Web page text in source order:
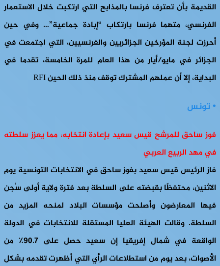
القديمة بأن تعترف فرنسا بالمذابح التي ارتكبت خلال الاستعمار
الفرنسي، متهما فرنسا بارتكاب “إبادة جماعية”… وفي حين
أحرزت لجنة المؤرخين الجزائريين والفرنسيين، التي اجتمعت في
الجزائر في مايو/أيار من هذا العام للمرة الخامسة، تقدما في
البداية، إلا أن عملهم المشترك توقف منذ ذلك الحين RFI
• تونس
فوز ساحق للمرشح قيس سعيد بإعادة انتخابه، مما يعزز سلطته
في مهد الربيع العربي
فاز الرئيس قيس سعيد بفوز ساحق في الانتخابات التونسية يوم
الاثنين، محتفظًا بقبضته على السلطة بعد فترة ولاية أولى سُجن
فيها المعارضون وأُصلحت مؤسسات البلاد لمنحه المزيد من
السلطة. وقالت الهيئة العليا المستقلة للانتخابات في الدولة
الواقعة في شمال إفريقيا إن سعيد حصل على 90.7٪ من
الأصوات، بعد يوم من استطلاعات الرأي التي أظهرت تقدمه بشكل